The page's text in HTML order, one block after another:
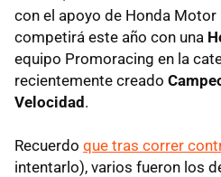
con el apoyo de Honda Motor
competirá este año con una
equipo Promoracing en la
recientemente creado
Velocidad.
Recuerdo que tras correr
intentarlo), varios fueron los